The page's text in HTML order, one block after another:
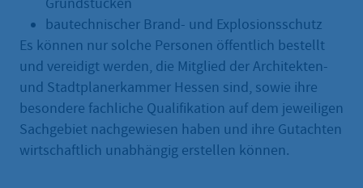
Grundstücken
bautechnischer Brand- und Explosionsschutz
Es können nur solche Personen öffentlich bestellt
und vereidigt werden, die Mitglied der Architekten-
und Stadtplanerkammer Hessen sind, sowie ihre
besondere fachliche Qualifikation auf dem jeweiligen
Sachgebiet nachgewiesen haben und ihre Gutachten
wirtschaftlich unabhängig erstellen können.